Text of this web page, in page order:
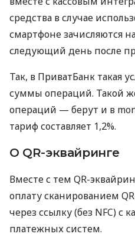
средства в случае
смартфоне зачисляются
следующий день после
Так, в ПриватБанк такая
суммы операций. Такой
операций — берут и в
тариф составляет 1,2%.
О QR-эквайринге
Вместе с тем QR-
оплату сканированием
через ссылку (без NFC) с
платежных систем.